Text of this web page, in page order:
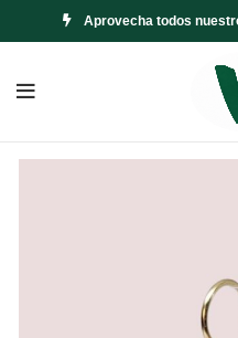
Aprovecha todos